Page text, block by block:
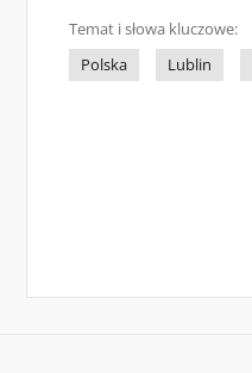
Temat i słowa kluczowe:
Polska
Lublin